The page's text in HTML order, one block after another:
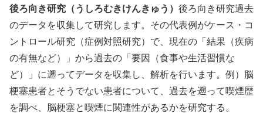
後ろ向き研究（うしろむきけんきゅう） 後ろ向き研究過去
のデータを収集して研究します。その代表例がケース・コ
ントロール研究（症例対照研究）で、現在の「結果（疾病
の有無など）」から過去の「要因（食事や生活習慣な
ど）」に遡ってデータを収集し、解析を行います。例）脳
梗塞患者とそうでない患者について、過去を遡って喫煙歴
を調べ、脳梗塞と喫煙に関連性があるかを研究する。